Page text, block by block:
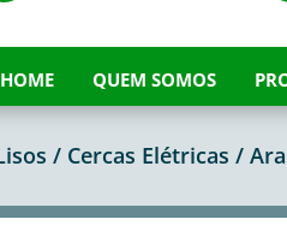
HOME QUEM SOMOS
/ Cercas Elétricas /